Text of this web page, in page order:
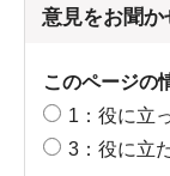
意見をお聞か
このページの
1：役に立
3：役に立